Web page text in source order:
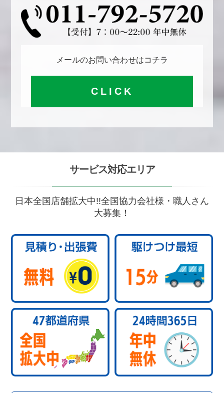
メールのお問い合わせはコチラ
CLICK
サービス対応エリア
日本全国店舗拡大中!!全国協力会社様・職人さん
大募集！